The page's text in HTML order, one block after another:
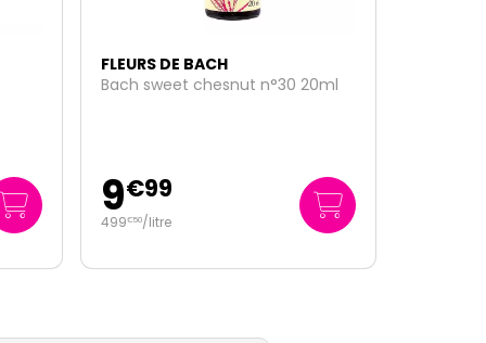
FLEURS DE BACH
Bach wild rose n°37 20ml
9€99
499€50/litre